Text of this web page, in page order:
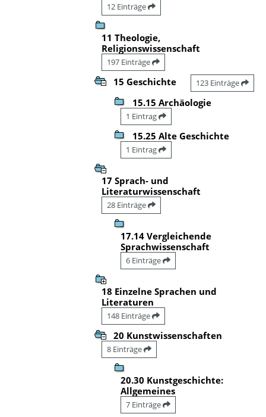
12 Einträge
11 Theologie,
Religionswissenschaft
197 Einträge
15 Geschichte 123 Einträge
15.15 Archäologie
1 Eintrag
15.25 Alte Geschichte
1 Eintrag
17 Sprach- und
Literaturwissenschaft
28 Einträge
17.14 Vergleichende
Sprachwissenschaft
6 Einträge
18 Einzelne Sprachen und
Literaturen
148 Einträge
20 Kunstwissenschaften
8 Einträge
20.30 Kunstgeschichte:
Allgemeines
7 Einträge